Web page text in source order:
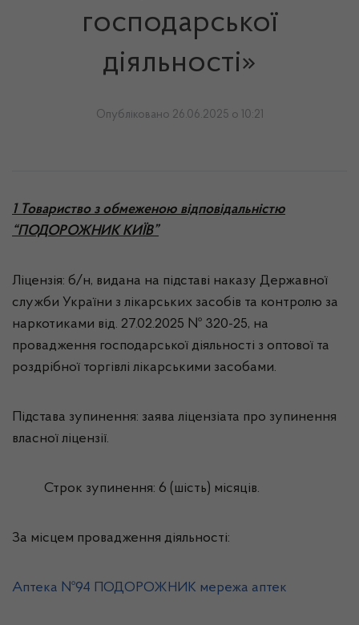
господарської
діяльності»
Опубліковано 26.06.2025 о 10:21
1 Товариство з обмеженою відповідальністю
“ПОДОРОЖНИК КИЇВ”
Ліцензія: б/н, видана на підставі наказу Державної
служби України з лікарських засобів та контролю за
наркотиками від. 27.02.2025 № 320-25, на
провадження господарської діяльності з оптової та
роздрібної торгівлі лікарськими засобами.
Підстава зупинення: заява ліцензіата про зупинення
власної ліцензії.
Строк зупинення: 6 (шість) місяців.
За місцем провадження діяльності:
Аптека №94 ПОДОРОЖНИК мережа аптек